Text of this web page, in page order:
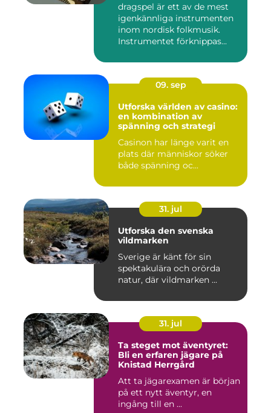
dragspel är ett av de mest
igenkännliga instrumenten
inom nordisk folkmusik.
Instrumentet förknippas...
09. sep
Utforska världen av casino:
en kombination av
spänning och strategi
Casinon har länge varit en
plats där människor söker
både spänning oc...
31. jul
Utforska den svenska
vildmarken
Sverige är känt för sin
spektakulära och orörda
natur, där vildmarken ...
31. jul
Ta steget mot äventyret:
Bli en erfaren jägare på
Knistad Herrgård
Att ta jägarexamen är början
på ett nytt äventyr, en
ingång till en ...